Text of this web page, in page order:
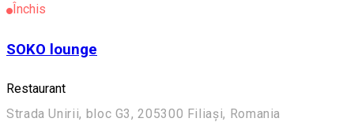
Închis
SOKO lounge
Restaurant
Strada Unirii, bloc G3, 205300 Filiași, Romania